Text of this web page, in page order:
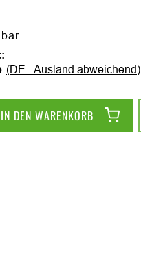
(DE - Ausland abweichend)
IN DEN WARENKORB